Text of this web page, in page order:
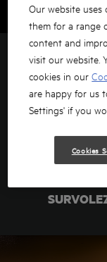
La gamme
alliant
fonctionnalités
Our website uses
them for a range
content and
visit our website.
cookies in our
are happy for us
Settings' if you
Cookies